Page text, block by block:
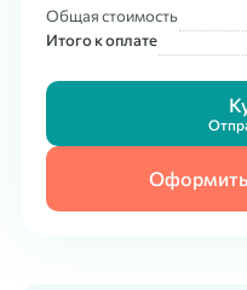
Общая стоимость
Итого к оплате
Оформить